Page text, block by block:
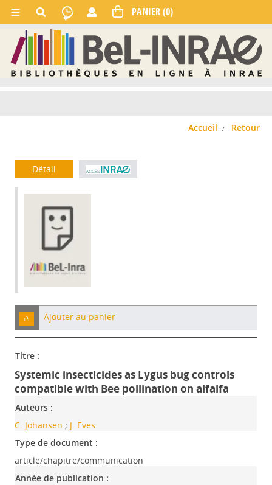
Accueil Retour
Détail
Ajouter au panier
Titre :
Systemic insecticides as Lygus bug controls
compatible with Bee pollination on alfalfa
Auteurs :
C. Johansen ; J. Eves
Type de document :
article/chapitre/communication
Année de publication :